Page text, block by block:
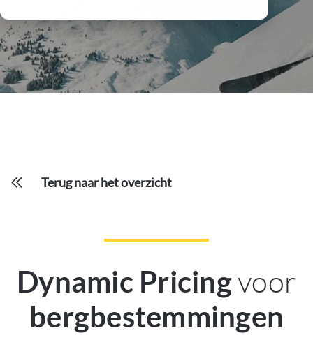
Terug naar het overzicht
Dynamic Pricingvoor
bergbestemmingen